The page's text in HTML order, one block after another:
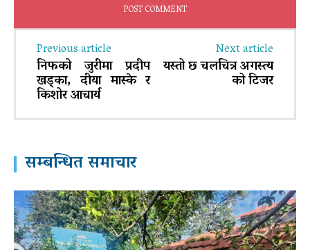
Previous article
निफको जुरीमा प्रदीप
खड्का, दीया मास्के र
किशोर आचार्य
Next article
यस्तो छ चलचित्र अगस्त्य
को टिजर
सम्बन्धित समाचार